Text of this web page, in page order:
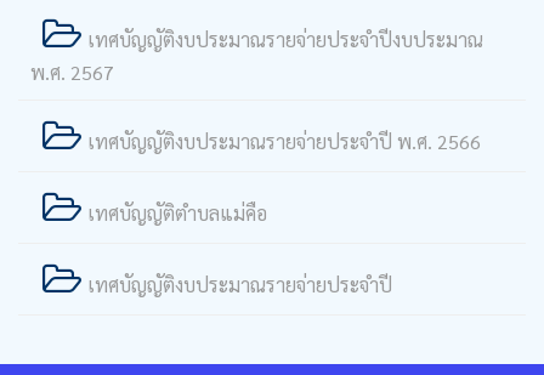
เทศบัญญัติงบประมาณรายจ่ายประจำปีงบประมาณ
พ.ศ. 2567
เทศบัญญัติงบประมาณรายจ่ายประจำปี พ.ศ. 2566
เทศบัญญัติตำบลแม่คือ
เทศบัญญัติงบประมาณรายจ่ายประจำปี